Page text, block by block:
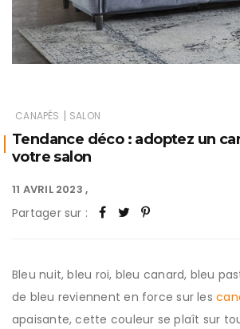
CANAPÉS | SALON
Tendance déco : adoptez un
votre salon
11 AVRIL 2023
Partager sur :
Bleu nuit, bleu roi, bleu canard, bleu
de bleu reviennent en force sur les
apaisante, cette couleur se plaît sur